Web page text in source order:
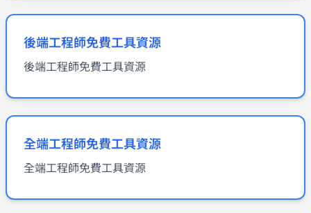
後端工程師免費工具資源
後端工程師免費工具資源
全端工程師免費工具資源
全端工程師免費工具資源